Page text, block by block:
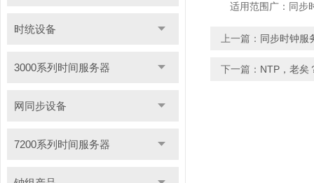
时统设备
3000系列时间服务器
网同步设备
7200系列时间服务器
适用范围广：同步时
上一篇： 同步时钟服
下一篇： NTP，老矣